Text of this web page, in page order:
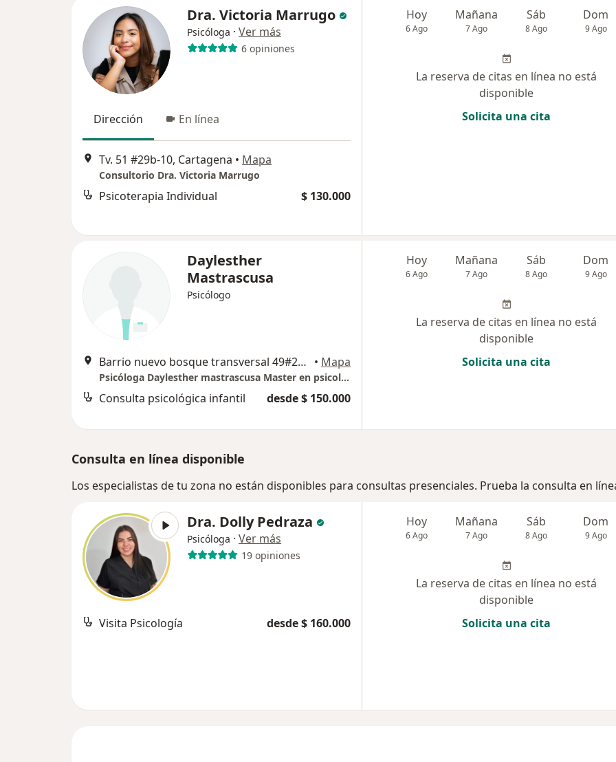
Dra. Victoria Marrugo
Psicóloga · Ver más
6 opiniones
Dirección En línea
Tv. 51 #29b-10, Cartagena • Mapa
Consultorio Dra. Victoria Marrugo
Psicoterapia Individual $ 130.000
Hoy
6 Ago
Mañana
7 Ago
Sáb
8 Ago
Dom
9 Ago
La reserva de citas en línea no está
disponible
Solicita una cita
Daylesther
Mastrascusa
Psicólogo
Barrio nuevo bosque transversal 49#29-9, Cartagena • Mapa
Psicóloga Daylesther mastrascusa Master en psicologia clinica infanto juvenil
Consulta psicológica infantil desde $ 150.000
Hoy
6 Ago
Mañana
7 Ago
Sáb
8 Ago
Dom
9 Ago
La reserva de citas en línea no está
disponible
Solicita una cita
Consulta en línea disponible
Los especialistas de tu zona no están disponibles para consultas presenciales. Prueba la consulta en
Dra. Dolly Pedraza
Psicóloga · Ver más
19 opiniones
Visita Psicología desde $ 160.000
Hoy
6 Ago
Mañana
7 Ago
Sáb
8 Ago
Dom
9 Ago
La reserva de citas en línea no está
disponible
Solicita una cita